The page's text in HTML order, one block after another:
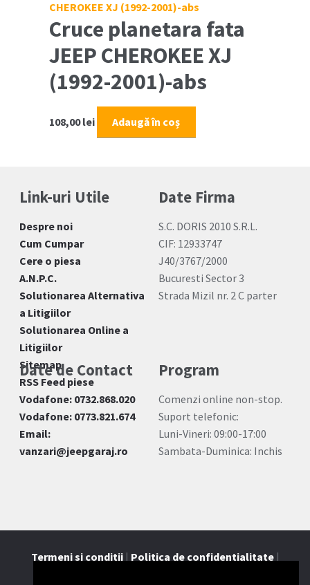
Cruce planetara fata
JEEP CHEROKEE XJ
(1992-2001)-abs
108,00lei Adaugă în coș
Link-uri Utile
Despre noi
Cum Cumpar
Cere o piesa
A.N.P.C.
Solutionarea Alternativa
a Litigiilor
Solutionarea Online a
Litigiilor
Sitemap
RSS Feed piese
Date Firma
S.C. DORIS 2010 S.R.L.
CIF: 12933747
J40/3767/2000
Bucuresti Sector 3
Strada Mizil nr. 2 C parter
Date de Contact
Vodafone: 0732.868.020
Vodafone: 0773.821.674
Email:
vanzari@jeepgaraj.ro
Program
Comenzi online non-stop.
Suport telefonic:
Luni-Vineri: 09:00-17:00
Sambata-Duminica: Inchis
Termeni si conditii| Politica de confidentialitate|